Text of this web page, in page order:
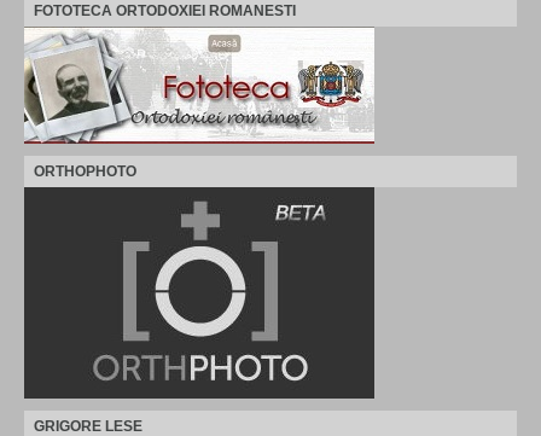
FOTOTECA ORTODOXIEI ROMANESTI
ORTHOPHOTO
GRIGORE LESE